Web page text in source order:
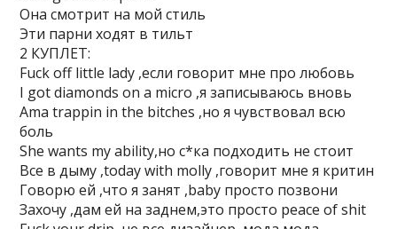
Она смотрит на мой стиль
Эти парни ходят в тильт
2 КУПЛЕТ:
Fuck off little lady ,если говорит мне про любовь
I got diamonds on a micro ,я записываюсь вновь
Ama trappin in the bitches ,но я чувствовал всю
боль
She wants my ability,но с*ка подходить не стоит
Все в дыму ,today with molly ,говорит мне я критин
Говорю ей ,что я занят ,baby просто позвони
Захочу ,дам ей на заднем,это просто peace of shit